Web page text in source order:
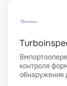
контроля
обнаружения